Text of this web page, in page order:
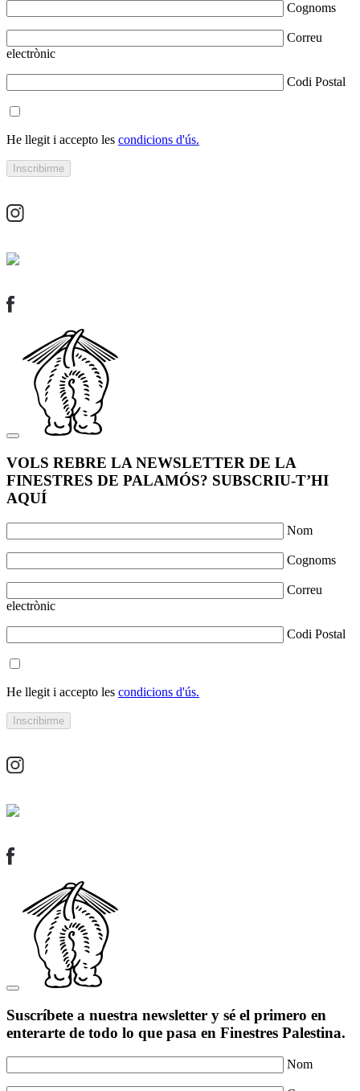
Cognoms
Correu
electrònic
Codi Postal
He llegit i accepto les condicions d'ús.
VOLS REBRE LA NEWSLETTER DE LA
FINESTRES DE PALAMÓS? SUBSCRIU-T’HI
AQUÍ
Nom
Cognoms
Correu
electrònic
Codi Postal
He llegit i accepto les condicions d'ús.
Suscríbete a nuestra newsletter y sé el primero en
enterarte de todo lo que pasa en Finestres Palestina.
Nom